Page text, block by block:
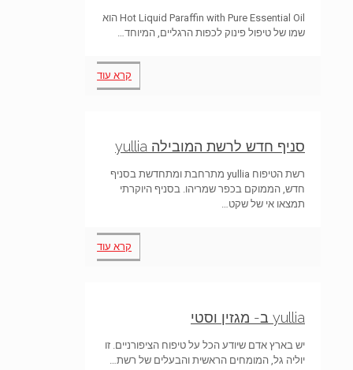
Hot Liquid Paraffin with Pure Essential Oil הוא
שמו של טיפול פינוק לכפות הרגליים, המיוחד…
קרא עוד
סניף חדש לרשת המובילה yullia
רשת הטיפוח yullia מתרחבת ומתחדשת בסניף
חדש, הממוקם בכפר שמריהו. בסניף היוקרתי
תמצאו אי של שקט…
קרא עוד
yullia ב- מגזין וסטי
יש בארץ אדם שיודע הכל על טיפוח הציפורניים. זו
יוליה גל, המומחים הראשית והבעלים של רשת…